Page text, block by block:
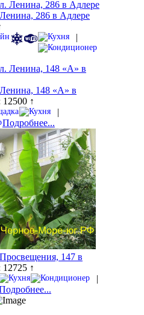
286 в Адлере
|
148 «А» в
↑
|
Подробнее...
147 в
↑
|